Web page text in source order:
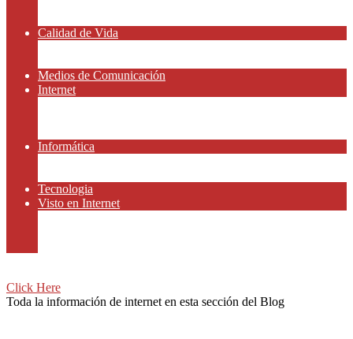
Calidad de Vida
Medios de Comunicación
Internet
Informática
Tecnologia
Visto en Internet
Click Here
Toda la información de internet en esta sección del Blog